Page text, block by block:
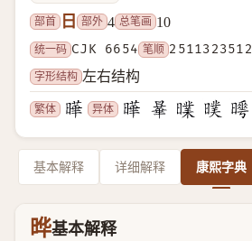
部首 日 部外 4 总笔画 10
统一码 CJK 6654 笔顺 2511323512
字形结构 左右结构
繁体 异体
基本解释 详细解释 康熙字典
晔基本解释